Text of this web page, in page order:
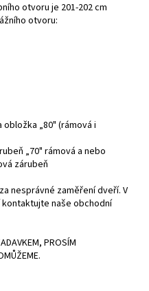
otvoru je 201-202 cm
otvoru:
„80" (rámová i
„70" rámová a nebo
zárubeň
nesprávné zaměření dveří. V
naše obchodní
PROSÍM